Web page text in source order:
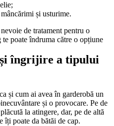
și usturime.
de tratament pentru o
poate îndruma către o opțiune
îngrijire a tipului
și cum ai avea în garderobă un
și o provocare. Pe de
la atingere, dar, pe de altă
îți poate da bătăi de cap.